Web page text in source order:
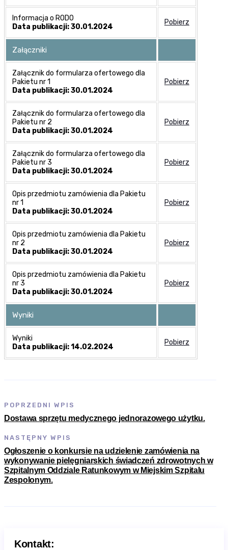
Informacja o RODO
Data publikacji: 30.01.2024
Pobierz
Załączniki
Załącznik do formularza ofertowego dla
Pakietu nr 1
Data publikacji: 30.01.2024
Pobierz
Załącznik do formularza ofertowego dla
Pakietu nr 2
Data publikacji: 30.01.2024
Pobierz
Załącznik do formularza ofertowego dla
Pakietu nr 3
Data publikacji: 30.01.2024
Pobierz
Opis przedmiotu zamówienia dla Pakietu
nr 1
Data publikacji: 30.01.2024
Pobierz
Opis przedmiotu zamówienia dla Pakietu
nr 2
Data publikacji: 30.01.2024
Pobierz
Opis przedmiotu zamówienia dla Pakietu
nr 3
Data publikacji: 30.01.2024
Pobierz
Wyniki
Wyniki
Data publikacji: 14.02.2024
Pobierz
POPRZEDNI WPIS
Dostawa sprzętu medycznego jednorazowego użytku.
NASTĘPNY WPIS
Ogłoszenie o konkursie na udzielenie zamówienia na
wykonywanie pielęgniarskich świadczeń zdrowotnych w
Szpitalnym Oddziale Ratunkowym w Miejskim Szpitalu
Zespolonym.
Kontakt: